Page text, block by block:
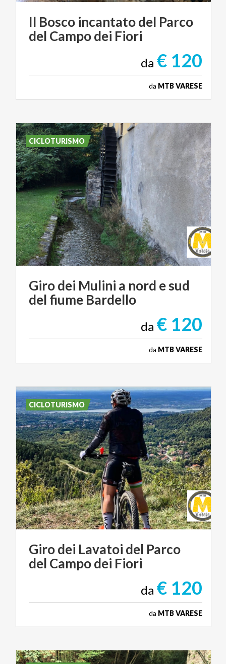
Il Bosco incantatodel Parco
del Campodei Fiori
da € 120
da MTB VARESE
Girodei Mulini a nord esud
del fiume Bardello
da € 120
da MTB VARESE
CICLOTURISMO
Girodei Lavatoi del Parco
del Campodei Fiori
da € 120
da MTB VARESE
CICLOTURISMO